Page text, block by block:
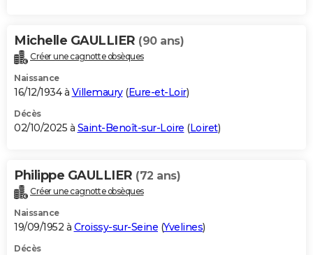
Carte de Noël
Carte Bonne année
Carte Saint-Valentin
Carte Pâques
Carte d'anniversaire
DICTIONNAIRE
Dictionnaire
Biographies
Citations
Expressions
Proverbes
PROGRAMME TV
S'inscrire
Se connecter
Lycées
Collèges
Primaires
Universités
Entreprises
Service militaire
Avis de recherche
AVIS DE DÉCÈS
Bricolage
Lifestyle
Culture
Sport
Auto
Television
Voyage
Cinema
Michelle GAULLIER (90 ans)
Créer une cagnotte obsèques
Naissance
16/12/1934 à Villemaury(Eure-et-Loir)
Décès
02/10/2025 à Saint-Benoît-sur-Loire (Loiret)
Philippe GAULLIER (72 ans)
Créer une cagnotte obsèques
Naissance
19/09/1952 à Croissy-sur-Seine (Yvelines)
Décès